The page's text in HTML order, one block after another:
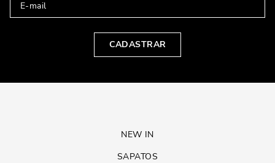
CADASTRAR
NEW IN
SAPATOS